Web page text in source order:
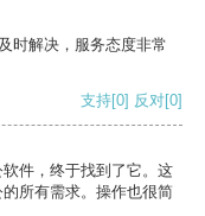
时解决，服务态度非常
支持[0] 反对[0]
件，终于找到了它。这
所有需求。操作也很简